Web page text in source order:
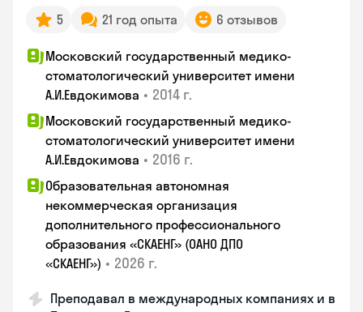
5 21 год опыта 6 отзывов
Московский государственный медико-
стоматологический университет имени
А.И.Евдокимова • 2014 г.
Московский государственный медико-
стоматологический университет имени
А.И.Евдокимова • 2016 г.
Образовательная автономная
некоммерческая организация
дополнительного профессионального
образования «СКАЕНГ» (ОАНО ДПО
«СКАЕНГ») • 2026 г.
Преподавал в международных компаниях и в